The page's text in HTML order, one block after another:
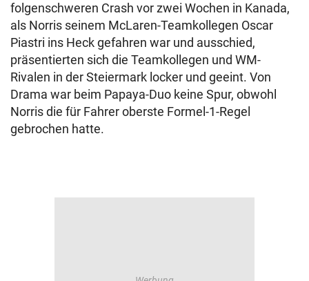
folgenschweren Crash vor zwei Wochen in Kanada,
als Norris seinem McLaren-Teamkollegen Oscar
Piastri ins Heck gefahren war und ausschied,
präsentierten sich die Teamkollegen und WM-
Rivalen in der Steiermark locker und geeint. Von
Drama war beim Papaya-Duo keine Spur, obwohl
Norris die für Fahrer oberste Formel-1-Regel
gebrochen hatte.